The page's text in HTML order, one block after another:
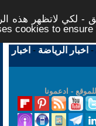
- لكي لاتظهر هذه
cookies to
- اخبار الرياضة - اخبار
للموقع - ادعمونا